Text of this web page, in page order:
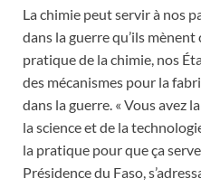
La chimie peut servir à nos
dans la guerre qu’ils
pratique de la chimie, nos
des mécanismes pour la
dans la guerre. « Vous avez
la science et de la
la pratique pour que ça
Présidence du Faso,